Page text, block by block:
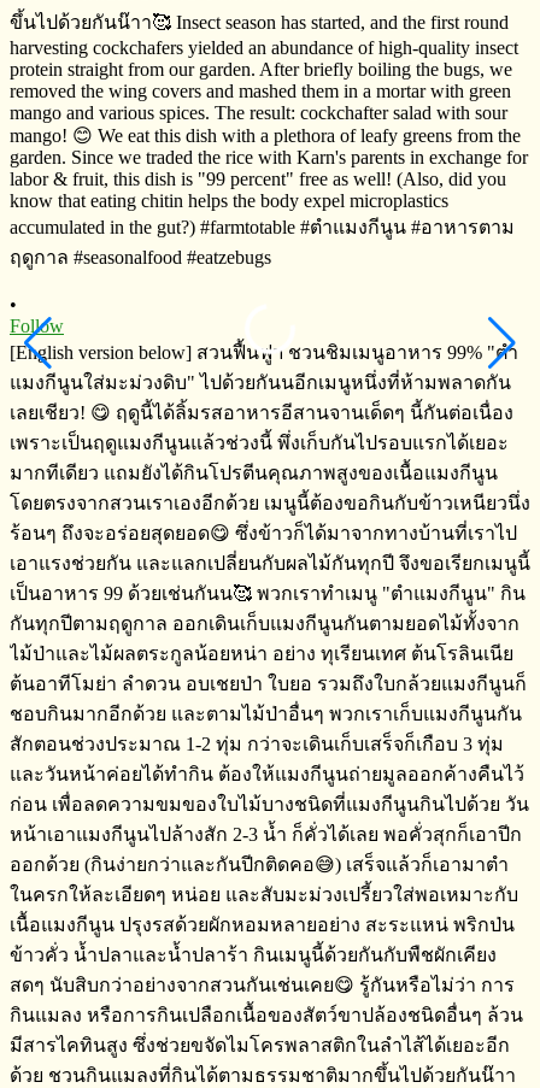
•
Follow
[English version below] สวนฟื้นฟูฯ​ ชวนชิมเมนูอาหาร​ 99%​ "ตำ
แมงกีนูนใส่มะม่วงดิบ" ไปด้วยกันนอีกเมนูหนึ่งที่ห้ามพลาดกัน
เลยเชียว! 😋 ฤดูนี้ได้ลิ้มรสอาหารอีสานจานเด็ดๆ​ นี้กันต่อเนื่อง​
เพราะเป็นฤดูแมงกีนูนแล้วช่วงนี้​ พึ่งเก็บกันไปรอบแรกได้เยอะ
มากทีเดียว​ แถมยังได้กินโปรตีน​คุณภาพสูงของเนื้อแมงกีนูน​
โดยตรงจากสวนเราเองอีกด้วย​ เมนูนี้ต้องขอกินกับข้าวเหนียว​นึ่ง
ร้อนๆ​ ถึงจะอร่อยสุดยอด😋 ซึ่งข้าวก็ได้มาจากทางบ้านที่เราไป
เอาแรงช่วยกัน​ และแลกเปลี่ย​นกับ​ผลไม้กันทุกปี​ จึงขอเรียกเมนูนี้
เป็นอาหาร​ 99 ด้วยเช่นกันน🥰 พวกเราทำเมนู​ "ตำแมงกีนูน" กิน
กันทุกปีตามฤดูกาล​ ออกเดินเก็บแมงกีนูนกันตามยอดไม้ทั้งจาก
ไม้ป่า​และไม้ผลตระกูลน้อยหน่า​ อย่าง​ ทุเรียนเทศ​ ต้นโรลิ​นเนีย​
ต้นอาทีโมย่า​ ลำดวน​ อบเชยป่า ใบยอ​ รวมถึงใบกล้วย​แมงกีนูนก็
ชอบกินมากอีกด้วย​ และตามไม้ป่าอื่นๆ​ พวกเราเก็บแมงกีนูนกัน
สักตอนช่วงประมาณ​ 1-2 ทุ่ม​ กว่าจะเดินเก็บเสร็จ​ก็เกือบ​ 3 ทุ่ม​
และวันหน้าค่อยได้ทำกิน​ ต้องให้แมงกีนูนถ่ายมูลออกค้างคืนไว้
ก่อน​ เพื่อลดความขมของใบไม้บางชนิดที่แมงกีนูนกินไปด้วย วัน
หน้าเอาแมงกีนูนไปล้างสัก​ 2-3 น้ำ​ ก็คั่วได้เลย​ พอคั่วสุกก็เอาปีก
ออก​ด้วย​ (กินง่ายกว่าและกันปีกติดคอ😅) เสร็จ​แล้วก็เอามาตำ
ในครกให้ละเอียดๆ​ หน่อย​ และสับมะม่วงเปรี้ยวใส่พอเหมาะกับ
เนื้อแมงกีนูน​ ปรุงรสด้วยผักหอมหลายอย่าง​ ​สะระแหน่ พริกป่น​
ข้าวคั่ว​ น้ำปลาและน้ำปลาร้า​ กินเมนูนี้ด้วยกันกับพืชผักเคียง
สดๆ​ นับสิบกว่าอย่างจากสวนกันเช่นเคย😋 รู้กันหรือไม่​ว่า​ การ
กินแมลง​ หรือการกินเปลือกเนื้อของสัตว์ขาปล้องชนิดอื่นๆ​ ล้วน
มีสารไคทินสูง​ ซึ่งช่วยขจัดไมโครพลาสติก​ในลำไส้ได้เยอะอีก
ด้วย​ ชวนกินแมลงที่กินได้ตามธรรมชาติมากขึ้นไปด้วยกันน๊าา